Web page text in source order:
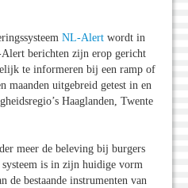
NL-Alert wordt in
berichten zijn erop gericht
te informeren bij een ramp of
maanden uitgebreid getest in en
Haaglanden, Twente
meer de beleving bij burgers
is in zijn huidige vorm
de bestaande instrumenten van